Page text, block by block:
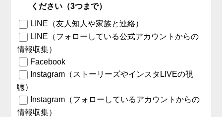
ください（3つまで）
LINE（友人知人や家族と連絡）
LINE（フォローしている公式アカウントからの
情報収集）
Facebook
Instagram（ストーリーズやインスタLIVEの視
聴）
Instagram（フォローしているアカウントからの
情報収集）